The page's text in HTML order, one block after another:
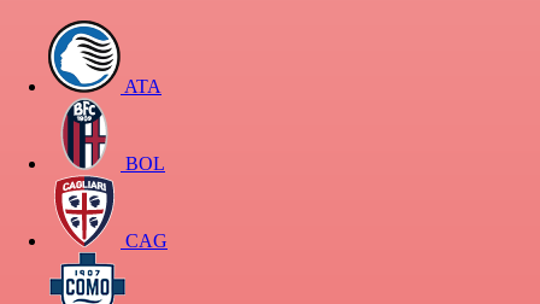
ATA
BOL
CAG